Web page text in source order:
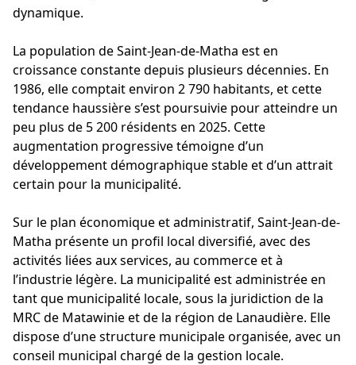
dynamique.
La population de Saint-Jean-de-Matha est en
croissance constante depuis plusieurs décennies. En
1986, elle comptait environ 2 790 habitants, et cette
tendance haussière s’est poursuivie pour atteindre un
peu plus de 5 200 résidents en 2025. Cette
augmentation progressive témoigne d’un
développement démographique stable et d’un attrait
certain pour la municipalité.
Sur le plan économique et administratif, Saint-Jean-de-
Matha présente un profil local diversifié, avec des
activités liées aux services, au commerce et à
l’industrie légère. La municipalité est administrée en
tant que municipalité locale, sous la juridiction de la
MRC de Matawinie et de la région de Lanaudière. Elle
dispose d’une structure municipale organisée, avec un
conseil municipal chargé de la gestion locale.